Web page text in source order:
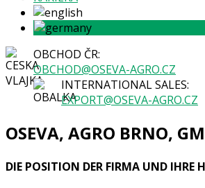
OBCHOD ČR:
OBCHOD@OSEVA-AGRO.CZ
INTERNATIONAL SALES:
EXPORT@OSEVA-AGRO.CZ
OSEVA, AGRO BRNO,
DIE POSITION DER FIRMA UND IHRE